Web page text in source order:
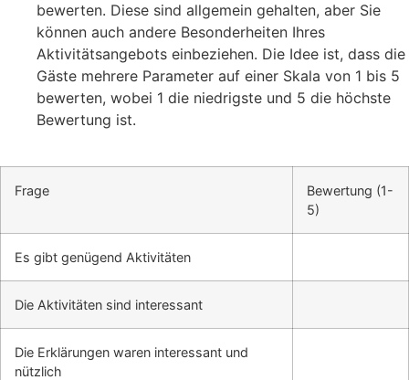
bewerten. Diese sind allgemein gehalten, aber Sie
können auch andere Besonderheiten Ihres
Aktivitätsangebots einbeziehen. Die Idee ist, dass die
Gäste mehrere Parameter auf einer Skala von 1 bis 5
bewerten, wobei 1 die niedrigste und 5 die höchste
Bewertung ist.
Frage
Bewertung (1-
5)
Es gibt genügend Aktivitäten
Die Aktivitäten sind interessant
Die Erklärungen waren interessant und
nützlich